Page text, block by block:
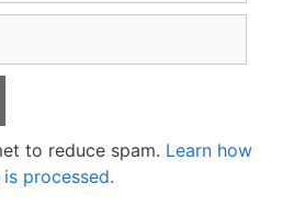
to reduce spam. Learn how
processed.